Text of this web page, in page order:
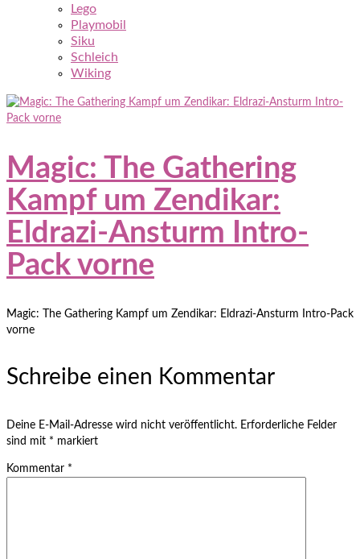
Lego
Playmobil
Siku
Schleich
Wiking
Magic: The Gathering
Kampf um Zendikar:
Eldrazi-Ansturm Intro-
Pack vorne
Magic: The Gathering Kampf um Zendikar: Eldrazi-Ansturm Intro-Pack
vorne
Schreibe einen Kommentar
Deine E-Mail-Adresse wird nicht veröffentlicht. Erforderliche Felder
sind mit * markiert
Kommentar *